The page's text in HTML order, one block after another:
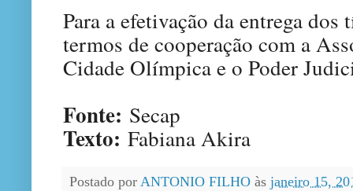
Para a efetivação da entrega
termos de cooperação com a
Cidade Olímpica e o Poder
Fonte: Secap
Texto: Fabiana Akira
Postado por ANTONIO FILHO às janeiro 15,